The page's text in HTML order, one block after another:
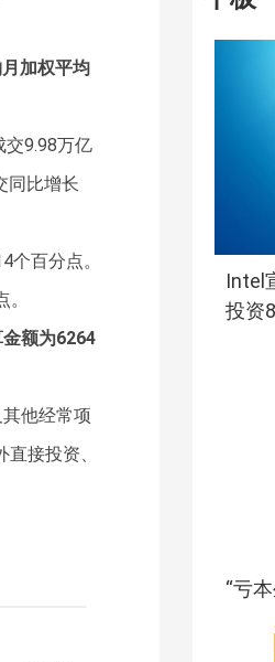
加权平均
交9.98万亿
同比增长
百分点。
额为6264
他经常项
接投资、
Intel
投资
“亏